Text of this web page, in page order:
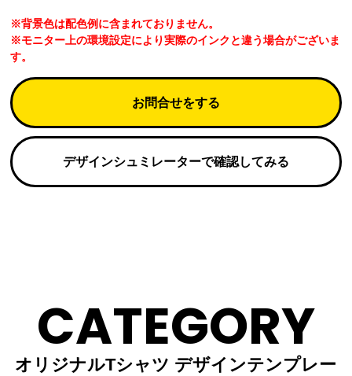
※背景色は配色例に含まれておりません。
※モニター上の環境設定により実際のインクと違う場合がございま
す。
お問合せをする
デザインシュミレーターで確認してみる
CATEGORY
オリジナルTシャツ デザインテンプレー